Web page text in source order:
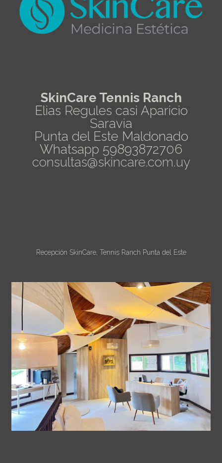
SkinCare Tennis Ranch
Elias Regules casi Aparicio
Saravia
Punta del Este Maldonado
Whatsapp 59893872706
consultas@skincare.com.uy
Recepción SkinCare, Tennis Ranch Punta del Este